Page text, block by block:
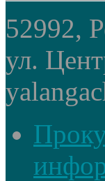
52992,
ул.